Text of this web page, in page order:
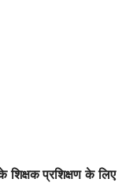
प्रशिक्षण के लिए